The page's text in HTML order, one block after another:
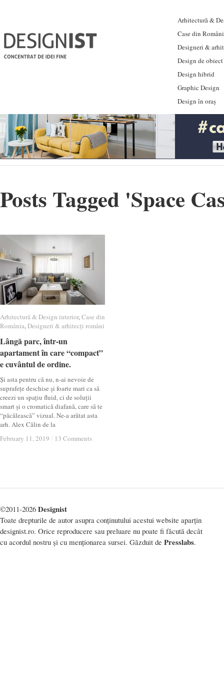
Arhitectură &
Case din
Designeri &
Design de obiect
Design hibrid
Graphic Design
Design în oraș
Posts Tagged 'Space
Arhitectură & Design interior,Case din
România,Designeri & arhitecți români
Lângă parc, într-un
apartament în care “compact”
e cuvântul de ordine.
Și asta pentru că nu, n-ai nevoie de
suprafețe deschise și foarte mari ca să
creezi un spațiu fluid, ci de soluții
smart și o cromatică diafană, care să te
“păcălească” vizual. Ne-a arătat asta
arh. Alex Călin de la
February 11, 2019 / 13 Comments
Arhitectură & Design interior Case din
România Designeri & arhitecți români
Lângă parc, într-un
apartament în care “compact”
e cuvântul de ordine.
February 11, 2019 / 13 Comments
©2011-2026 Designist
Toate drepturile de autor asupra conținutului acestui website aparțin
designist.ro. Orice reproducere sau preluare nu poate fi făcută decât
cu acordul nostru și cu menționarea sursei. Găzduit de Presslabs.